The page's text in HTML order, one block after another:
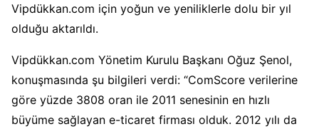
Vipdükkan.com için yoğun ve yeniliklerle dolu bir yıl
olduğu aktarıldı.
Vipdükkan.com Yönetim Kurulu Başkanı Oğuz Şenol,
konuşmasında şu bilgileri verdi: “ComScore verilerine
göre yüzde 3808 oran ile 2011 senesinin en hızlı
büyüme sağlayan e-ticaret firması olduk. 2012 yılı da